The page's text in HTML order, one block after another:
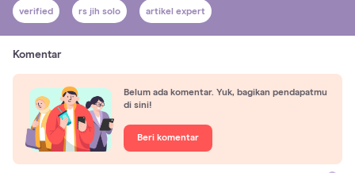
verified rs jih solo artikel expert
Komentar
Belum ada komentar. Yuk, bagikan pendapatmu
di sini!
Beri komentar